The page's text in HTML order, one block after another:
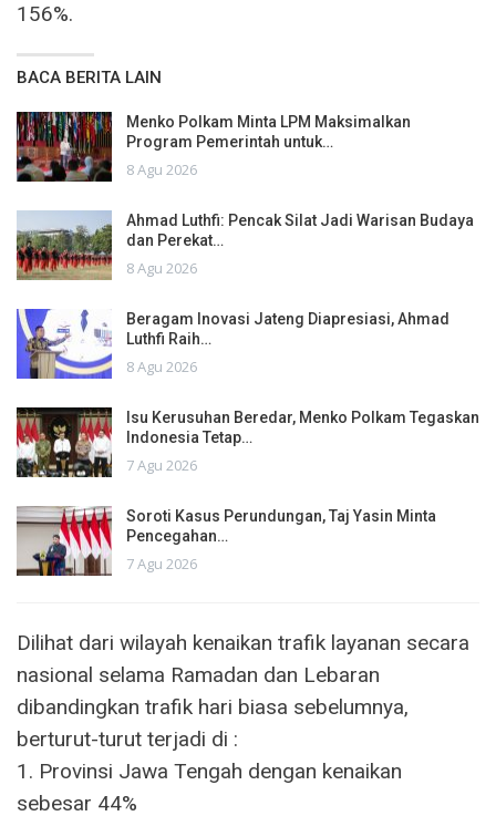
156%.
BACA BERITA LAIN
Menko Polkam Minta LPM Maksimalkan
Program Pemerintah untuk…
8 Agu 2026
Ahmad Luthfi: Pencak Silat Jadi Warisan Budaya
dan Perekat…
8 Agu 2026
Beragam Inovasi Jateng Diapresiasi, Ahmad
Luthfi Raih…
8 Agu 2026
Isu Kerusuhan Beredar, Menko Polkam Tegaskan
Indonesia Tetap…
7 Agu 2026
Soroti Kasus Perundungan, Taj Yasin Minta
Pencegahan…
7 Agu 2026
Dilihat dari wilayah kenaikan trafik layanan secara
nasional selama Ramadan dan Lebaran
dibandingkan trafik hari biasa sebelumnya,
berturut-turut terjadi di :
1. Provinsi Jawa Tengah dengan kenaikan
sebesar 44%